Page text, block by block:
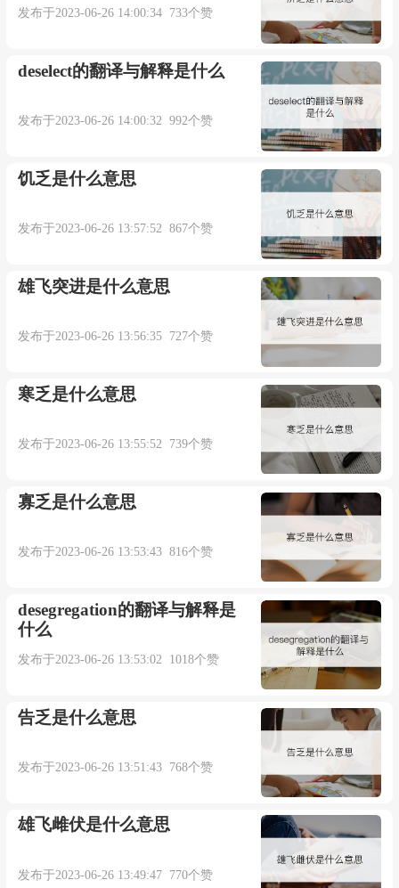
方面的叫名。
（三）、方言。在名义上。
茹志鹃 《高高的白杨树·如愿》：“那时候， 何
本内容部分来源于网络，谨供免费学习使用，如有侵权，可
以通过邮箱juexin@juexinw.com联系我们删除！
发布于2023-06-26 14:00:34 733个赞
deselect的翻译与解释是什么
发布于2023-06-26 14:00:32 992个赞
饥乏是什么意思
发布于2023-06-26 13:57:52 867个赞
雄飞突进是什么意思
发布于2023-06-26 13:56:35 727个赞
寒乏是什么意思
发布于2023-06-26 13:55:52 739个赞
寡乏是什么意思
发布于2023-06-26 13:53:43 816个赞
desegregation的翻译与解释是
什么
发布于2023-06-26 13:53:02 1018个赞
告乏是什么意思
发布于2023-06-26 13:51:43 768个赞
雄飞雌伏是什么意思
发布于2023-06-26 13:49:47 770个赞